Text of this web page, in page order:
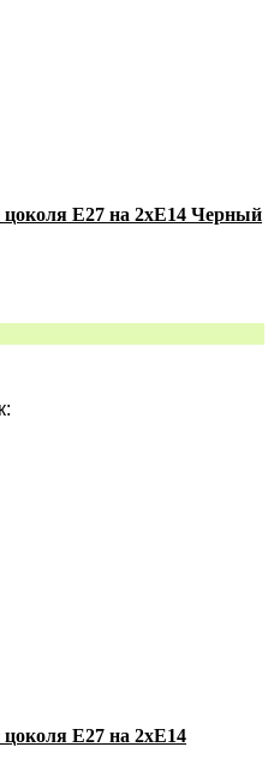
цоколя E27 на 2хE14 Черный
:
E27 на 2хE14